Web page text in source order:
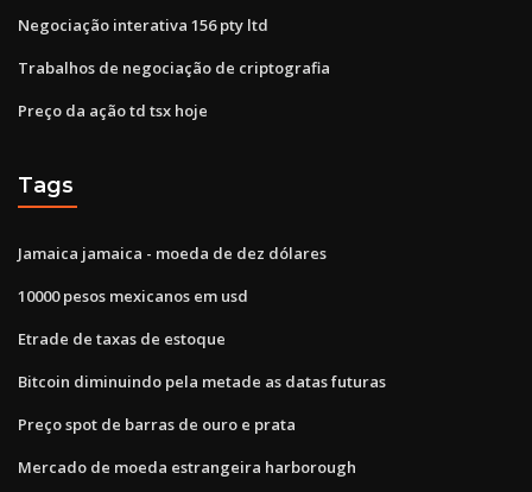
Negociação interativa 156 pty ltd
Trabalhos de negociação de criptografia
Preço da ação td tsx hoje
Tags
Jamaica jamaica - moeda de dez dólares
10000 pesos mexicanos em usd
Etrade de taxas de estoque
Bitcoin diminuindo pela metade as datas futuras
Preço spot de barras de ouro e prata
Mercado de moeda estrangeira harborough